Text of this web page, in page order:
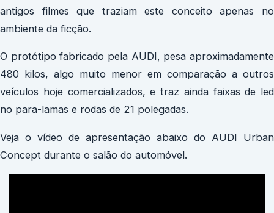
antigos filmes que traziam este conceito apenas no
ambiente da ficção.
O protótipo fabricado pela AUDI, pesa aproximadamente
480 kilos, algo muito menor em comparação a outros
veículos hoje comercializados, e traz ainda faixas de led
no para-lamas e rodas de 21 polegadas.
Veja o vídeo de apresentação abaixo do AUDI Urban
Concept durante o salão do automóvel.